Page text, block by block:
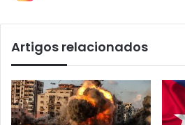
Artigos relacionados